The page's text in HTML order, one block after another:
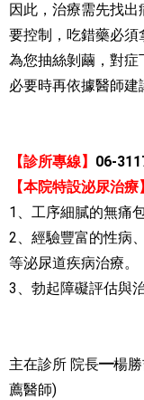
因此，治療需先找
要控制，吃錯藥必
為您抽絲剝繭，對症
必要時再依據醫師建
【診所專線】 06-
【本院特設泌尿治療】
1、 工序細膩的無痛
2、 經驗豐富的性病
等泌尿道疾病治療。
3、 勃起障礙評估與治
主在診所 院長━楊
薦醫師)